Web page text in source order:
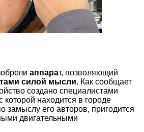
аппарат, позволяющий
силой мысли. Как сообщает
создано специалистами
которой находится в городе
замыслу его авторов, пригодится
двигательными